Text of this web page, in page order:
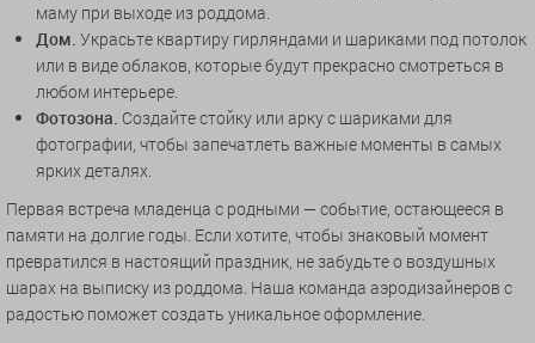
маму при выходе из роддома.
Дом. Украсьте квартиру гирляндами и шариками под потолок
или в виде облаков, которые будут прекрасно смотреться в
любом интерьере.
Фотозона. Создайте стойку или арку с шариками для
фотографии, чтобы запечатлеть важные моменты в самых
ярких деталях.
Первая встреча младенца с родными — событие, остающееся в
памяти на долгие годы. Если хотите, чтобы знаковый момент
превратился в настоящий праздник, не забудьте о воздушных
шарах на выписку из роддома. Наша команда аэродизайнеров с
радостью поможет создать уникальное оформление.